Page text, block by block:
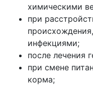
химическими
при
инфекциями;
после лечения
при смене
корма;